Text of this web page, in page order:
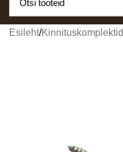
Esileht/Kinnituskomplektid